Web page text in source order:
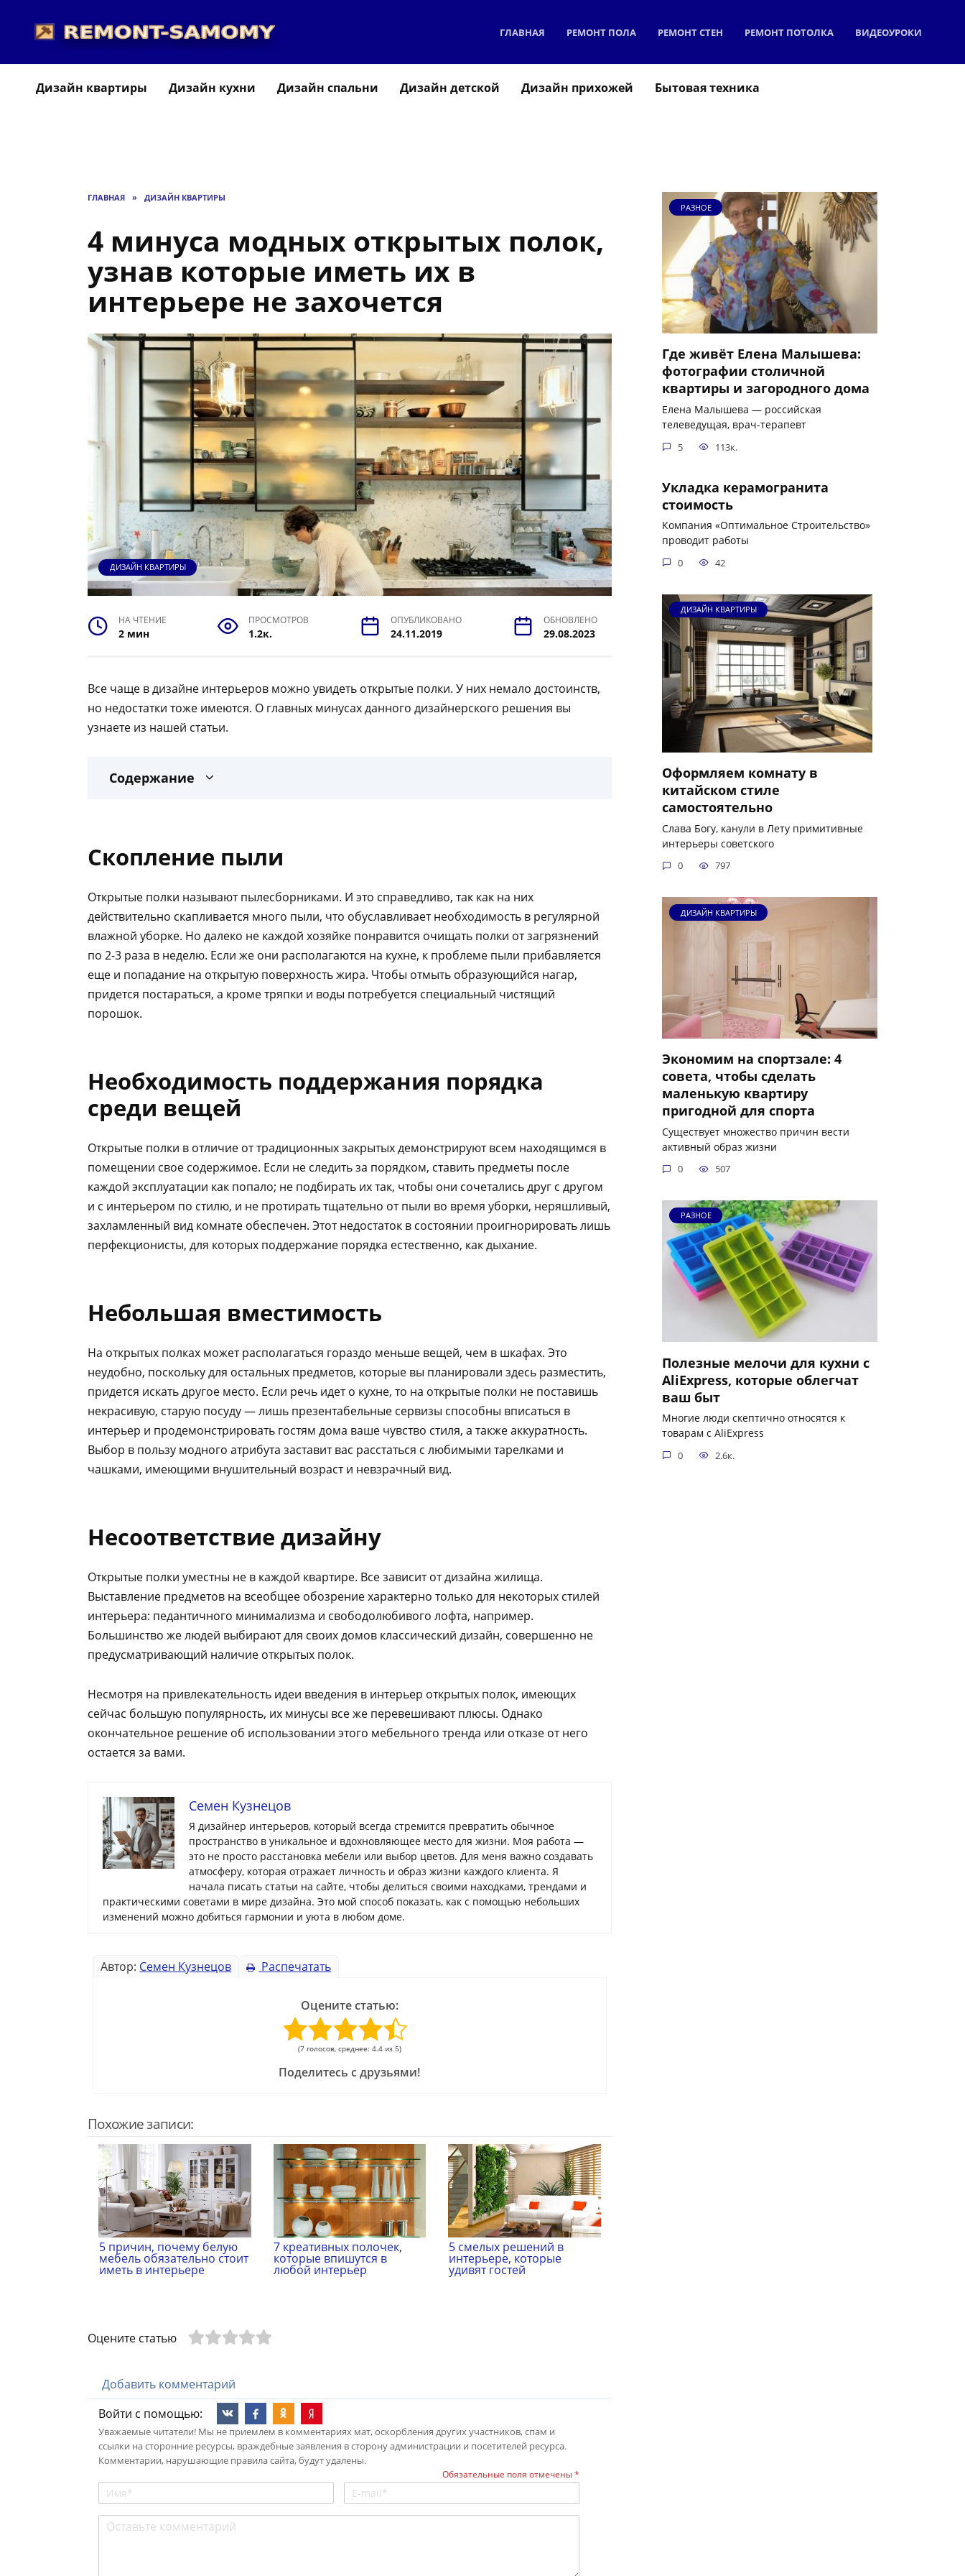
содержанию
ГЛАВНАЯ РЕМОНТ ПОЛА РЕМОНТ СТЕН РЕМОНТ ПОТОЛКА ВИДЕОУРОКИ
Дизайн квартиры Дизайн кухни Дизайн спальни Дизайн детской Дизайн прихожей Бытовая техника
ГЛАВНАЯ » ДИЗАЙН КВАРТИРЫ
4 минуса модных открытых полок,
узнав которые иметь их в
интерьере не захочется
ДИЗАЙН КВАРТИРЫ
НА ЧТЕНИЕ
2 мин
ПРОСМОТРОВ
1.2к.
ОПУБЛИКОВАНО
24.11.2019
ОБНОВЛЕНО
29.08.2023
Все чаще в дизайне интерьеров можно увидеть открытые полки. У них немало достоинств,
но недостатки тоже имеются. О главных минусах данного дизайнерского решения вы
узнаете из нашей статьи.
Содержание
Скопление пыли
Открытые полки называют пылесборниками. И это справедливо, так как на них
действительно скапливается много пыли, что обуславливает необходимость в регулярной
влажной уборке. Но далеко не каждой хозяйке понравится очищать полки от загрязнений
по 2-3 раза в неделю. Если же они располагаются на кухне, к проблеме пыли прибавляется
еще и попадание на открытую поверхность жира. Чтобы отмыть образующийся нагар,
придется постараться, а кроме тряпки и воды потребуется специальный чистящий
порошок.
Необходимость поддержания порядка
среди вещей
Открытые полки в отличие от традиционных закрытых демонстрируют всем находящимся в
помещении свое содержимое. Если не следить за порядком, ставить предметы после
каждой эксплуатации как попало; не подбирать их так, чтобы они сочетались друг с другом
и с интерьером по стилю, и не протирать тщательно от пыли во время уборки, неряшливый,
захламленный вид комнате обеспечен. Этот недостаток в состоянии проигнорировать лишь
перфекционисты, для которых поддержание порядка естественно, как дыхание.
Небольшая вместимость
На открытых полках может располагаться гораздо меньше вещей, чем в шкафах. Это
неудобно, поскольку для остальных предметов, которые вы планировали здесь разместить,
придется искать другое место. Если речь идет о кухне, то на открытые полки не поставишь
некрасивую, старую посуду — лишь презентабельные сервизы способны вписаться в
интерьер и продемонстрировать гостям дома ваше чувство стиля, а также аккуратность.
Выбор в пользу модного атрибута заставит вас расстаться с любимыми тарелками и
чашками, имеющими внушительный возраст и невзрачный вид.
Несоответствие дизайну
Открытые полки уместны не в каждой квартире. Все зависит от дизайна жилища.
Выставление предметов на всеобщее обозрение характерно только для некоторых стилей
интерьера: педантичного минимализма и свободолюбивого лофта, например.
Большинство же людей выбирают для своих домов классический дизайн, совершенно не
предусматривающий наличие открытых полок.
Несмотря на привлекательность идеи введения в интерьер открытых полок, имеющих
сейчас большую популярность, их минусы все же перевешивают плюсы. Однако
окончательное решение об использовании этого мебельного тренда или отказе от него
остается за вами.
Семен Кузнецов
Я дизайнер интерьеров, который всегда стремится превратить обычное
пространство в уникальное и вдохновляющее место для жизни. Моя работа —
это не просто расстановка мебели или выбор цветов. Для меня важно создавать
атмосферу, которая отражает личность и образ жизни каждого клиента. Я
начала писать статьи на сайте, чтобы делиться своими находками, трендами и
практическими советами в мире дизайна. Это мой способ показать, как с помощью небольших
изменений можно добиться гармонии и уюта в любом доме.
Автор: Семен Кузнецов Распечатать
Оцените статью:
(7 голосов, среднее: 4.4 из 5)
Поделитесь с друзьями!
Похожие записи:
5 причин, почему белую
мебель обязательно стоит
иметь в интерьере
7 креативных полочек,
которые впишутся в
любой интерьер
5 смелых решений в
интерьере, которые
удивят гостей
Оцените статью
Добавить комментарий
Войти с помощью:
Уважаемые читатели! Мы не приемлем в комментариях мат, оскорбления других участников, спам и
ссылки на сторонние ресурсы, враждебные заявления в сторону администрации и посетителей ресурса.
Комментарии, нарушающие правила сайта, будут удалены.
Обязательные поля отмечены *
РАЗНОЕ
Где живёт Елена Малышева:
фотографии столичной
квартиры и загородного дома
Елена Малышева — российская
телеведущая, врач-терапевт
5 113к.
Укладка керамогранита
стоимость
Компания «Оптимальное Строительство»
проводит работы
0 42
ДИЗАЙН КВАРТИРЫ
Оформляем комнату в
китайском стиле
самостоятельно
Слава Богу, канули в Лету примитивные
интерьеры советского
0 797
ДИЗАЙН КВАРТИРЫ
Экономим на спортзале: 4
совета, чтобы сделать
маленькую квартиру
пригодной для спорта
Существует множество причин вести
активный образ жизни
0 507
РАЗНОЕ
Полезные мелочи для кухни с
AliExpress, которые облегчат
ваш быт
Многие люди скептично относятся к
товарам с AliExpress
0 2.6к.